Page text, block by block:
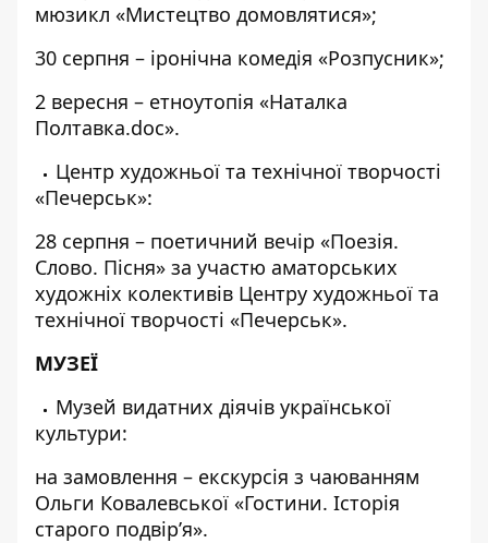
мюзикл «Мистецтво домовлятися»;
30 серпня – іронічна комедія «Розпусник»;
2 вересня – етноутопія «Наталка
Полтавка.doc».
Центр художньої та технічної творчості
«Печерськ»:
28 серпня – поетичний вечір «Поезія.
Слово. Пісня» за участю аматорських
художніх колективів Центру художньої та
технічної творчості «Печерськ».
МУЗЕЇ
Музей видатних діячів української
культури:
на замовлення – екскурсія з чаюванням
Ольги Ковалевської «Гостини. Історія
старого подвір’я».